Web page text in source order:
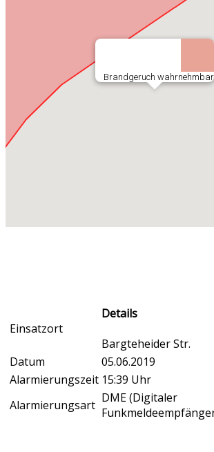
Brandgeruch wahrnehmbar
Einsatzort
Details
Bargteheider Str.
Datum
05.06.2019
Alarmierungszeit 15:39 Uhr
Alarmierungsart DME (Digitaler